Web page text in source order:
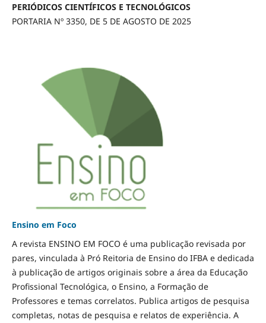
PERIÓDICOS CIENTÍFICOS E TECNOLÓGICOS
PORTARIA Nº 3350, DE 5 DE AGOSTO DE 2025
Ensino em Foco
A revista ENSINO EM FOCO é uma publicação revisada por
pares, vinculada à Pró Reitoria de Ensino do IFBA e dedicada
à publicação de artigos originais sobre a área da Educação
Profissional Tecnológica, o Ensino, a Formação de
Professores e temas correlatos. Publica artigos de pesquisa
completas, notas de pesquisa e relatos de experiência. A